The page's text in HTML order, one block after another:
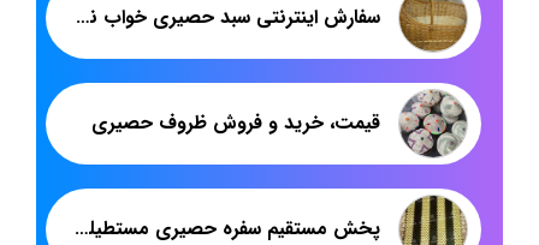
سفارش اینترنتی سبد حصیری خواب نوزاد شمالی
قیمت، خرید و فروش ظروف حصیری
پخش مستقیم سفره حصیری مستطیلی با نازل ترین قیمت